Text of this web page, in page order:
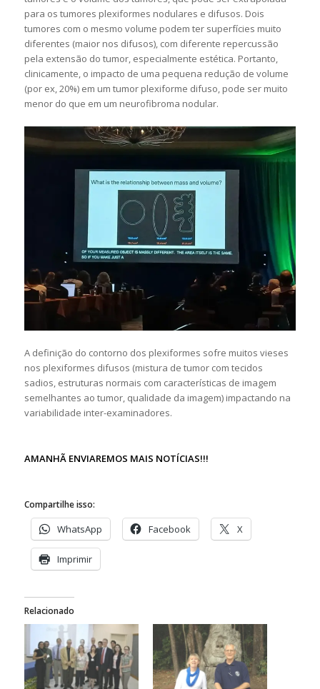
para os tumores plexiformes nodulares e difusos. Dois
tumores com o mesmo volume podem ter superfícies muito
diferentes (maior nos difusos), com diferente repercussão
pela extensão do tumor, especialmente estética. Portanto,
clinicamente, o impacto de uma pequena redução de volume
(por ex, 20%) em um tumor plexiforme difuso, pode ser muito
menor do que em um neurofibroma nodular.
A definição do contorno dos plexiformes sofre muitos vieses
nos plexiformes difusos (mistura de tumor com tecidos
sadios, estruturas normais com características de imagem
semelhantes ao tumor, qualidade da imagem) impactando na
variabilidade inter-examinadores.
AMANHÃ ENVIAREMOS MAIS NOTÍCIAS!!!
Compartilhe isso:
WhatsApp Facebook X
Imprimir
Relacionado